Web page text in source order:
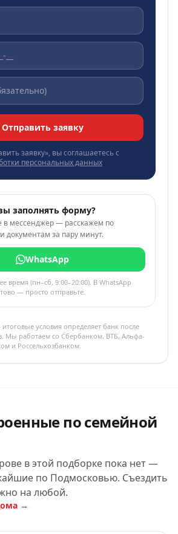
Отправить заявку
заявку», вы соглашаетесь с
персональных данных
заполнять форму?
мессенджер — расскажем по
документам за пару минут.
WhatsApp
время (пн–сб, 9:00–20:00). В WhatsApp
— просто отправьте.
условия определяет банк после
Мы работаем со Сбербанком, ВТБ, Альфа-
и Россельхозбанком.
по семейной
в этой подборке пока нет —
по Подмосковью. Съездить
на любой.
→